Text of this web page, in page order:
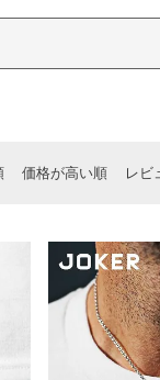
価格が高い順 レビ